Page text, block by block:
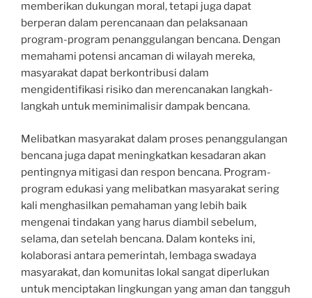
memberikan dukungan moral, tetapi juga dapat
berperan dalam perencanaan dan pelaksanaan
program-program penanggulangan bencana. Dengan
memahami potensi ancaman di wilayah mereka,
masyarakat dapat berkontribusi dalam
mengidentifikasi risiko dan merencanakan langkah-
langkah untuk meminimalisir dampak bencana.
Melibatkan masyarakat dalam proses penanggulangan
bencana juga dapat meningkatkan kesadaran akan
pentingnya mitigasi dan respon bencana. Program-
program edukasi yang melibatkan masyarakat sering
kali menghasilkan pemahaman yang lebih baik
mengenai tindakan yang harus diambil sebelum,
selama, dan setelah bencana. Dalam konteks ini,
kolaborasi antara pemerintah, lembaga swadaya
masyarakat, dan komunitas lokal sangat diperlukan
untuk menciptakan lingkungan yang aman dan tangguh